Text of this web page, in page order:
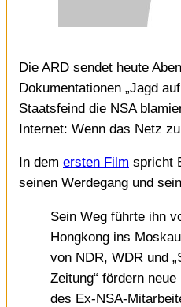
Die ARD sendet heute
Dokumentationen „Jagd
Staatsfeind die NSA
Internet: Wenn das Netz
In dem ersten Film spricht
seinen Werdegang und
Sein Weg führte ihn
Hongkong ins
von NDR, WDR und
Zeitung“ fördern
des Ex-NSA-